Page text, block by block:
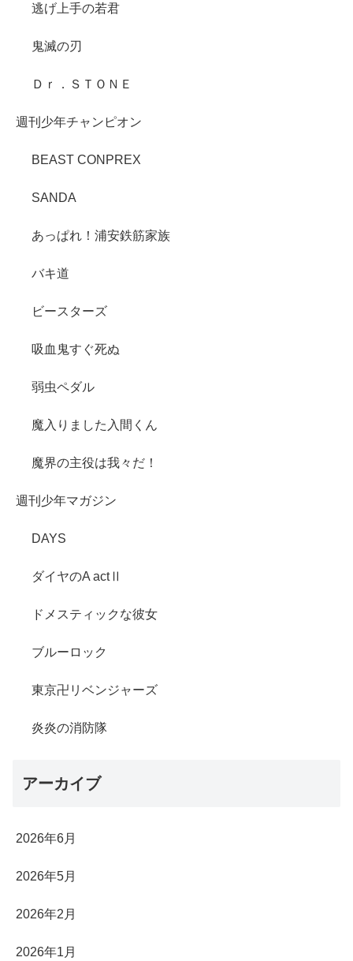
逃げ上手の若君
鬼滅の刃
Ｄｒ．ＳＴＯＮＥ
週刊少年チャンピオン
BEAST CONPREX
SANDA
あっぱれ！浦安鉄筋家族
バキ道
ビースターズ
吸血鬼すぐ死ぬ
弱虫ペダル
魔入りました入間くん
魔界の主役は我々だ！
週刊少年マガジン
DAYS
ダイヤのA actⅡ
ドメスティックな彼女
ブルーロック
東京卍リベンジャーズ
炎炎の消防隊
アーカイブ
2026年6月
2026年5月
2026年2月
2026年1月